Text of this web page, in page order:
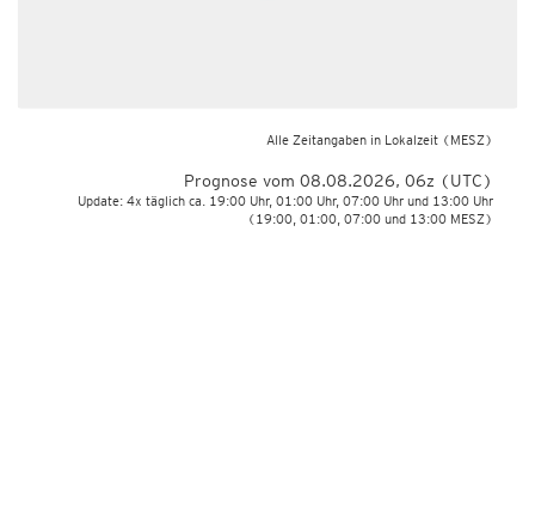
Alle Zeitangaben in Lokalzeit (MESZ)
Prognose vom 08.08.2026, 06z (UTC)
Update: 4x täglich ca. 19:00 Uhr, 01:00 Uhr, 07:00 Uhr und 13:00 Uhr
(19:00, 01:00, 07:00 und 13:00 MESZ)